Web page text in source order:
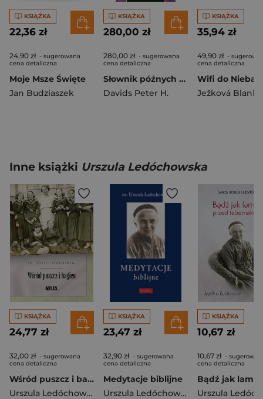
KSIĄŻKA
22,36 zł
24,90 zł - sugerowana
cena detaliczna
Moje Msze Święte
Jan Budziaszek
KSIĄŻKA
280,00 zł
280,00 zł - sugerowana
cena detaliczna
Słownik późnych ksiąg NT i pism apostolskich
Davids Peter H.
KSIĄŻKA
35,94 zł
49,90 zł -
cena detaliczna
Wifi do Nieba
Ježková Blanka
Inne książki Urszula Ledóchowska
KSIĄŻKA
24,77 zł
32,00 zł - sugerowana
cena detaliczna
Wśród puszcz i bagien
Urszula Ledóchowska
KSIĄŻKA
23,47 zł
32,90 zł - sugerowana
cena detaliczna
Medytacje biblijne
Urszula Ledóchowska
KSIĄŻKA
10,67 zł
10,67 zł -
cena detaliczna